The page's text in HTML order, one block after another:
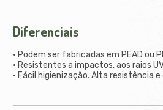
Diferenciais
• Podem ser fabricadas em PEAD ou
• Resistentes a impactos, aos raios
• Fácil higienização. Alta resistência